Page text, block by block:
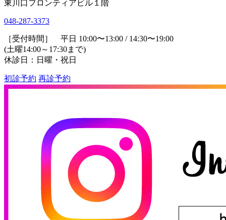
東川口フロンティアビル１階
048-287-3373
［受付時間］ 平日 10:00〜13:00 / 14:30〜19:00
(土曜14:00～17:30まで)
休診日：日曜・祝日
初診予約 再診予約